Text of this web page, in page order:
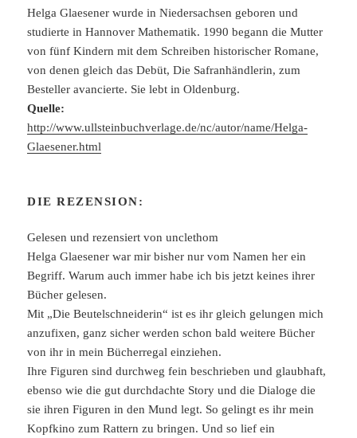
Helga Glaesener wurde in Niedersachsen geboren und
studierte in Hannover Mathematik. 1990 begann die Mutter
von fünf Kindern mit dem Schreiben historischer Romane,
von denen gleich das Debüt, Die Safranhändlerin, zum
Besteller avancierte. Sie lebt in Oldenburg.
Quelle:
http://www.ullsteinbuchverlage.de/nc/autor/name/Helga-
Glaesener.html
DIE REZENSION:
Gelesen und rezensiert von unclethom
Helga Glaesener war mir bisher nur vom Namen her ein
Begriff. Warum auch immer habe ich bis jetzt keines ihrer
Bücher gelesen.
Mit „Die Beutelschneiderin“ ist es ihr gleich gelungen mich
anzufixen, ganz sicher werden schon bald weitere Bücher
von ihr in mein Bücherregal einziehen.
Ihre Figuren sind durchweg fein beschrieben und glaubhaft,
ebenso wie die gut durchdachte Story und die Dialoge die
sie ihren Figuren in den Mund legt. So gelingt es ihr mein
Kopfkino zum Rattern zu bringen. Und so lief ein